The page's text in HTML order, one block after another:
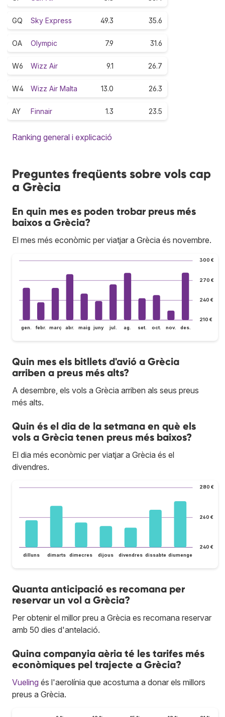
GQ Sky Express 49.3 35.6
OA Olympic 7.9 31.6
W6 Wizz Air 9.1 26.7
W4 Wizz Air Malta 13.0 26.3
AY Finnair 1.3 23.5
Ranking general i explicació
Preguntes freqüents sobre vols cap
a Grècia
En quin mes es poden trobar preus més
baixos a Grècia?
El mes més econòmic per viatjar a Grècia és novembre.
210 €
240 €
270 €
300 €
gen. febr. març abr. maig juny jul. ag. set. oct. nov. des.
Quin mes els bitllets d'avió a Grècia
arriben a preus més alts?
A desembre, els vols a Grècia arriben als seus preus
més alts.
Quin és el dia de la setmana en què els
vols a Grècia tenen preus més baixos?
El dia més econòmic per viatjar a Grècia és el
divendres.
240 €
260 €
280 €
dilluns dimarts dimecres dijous divendres dissabte diumenge
Quanta anticipació es recomana per
reservar un vol a Grècia?
Per obtenir el millor preu a Grècia es recomana reservar
amb 50 dies d'antelació.
Quina companyia aèria té les tarifes més
econòmiques pel trajecte a Grècia?
Vueling és l'aerolínia que acostuma a donar els millors
preus a Grècia.